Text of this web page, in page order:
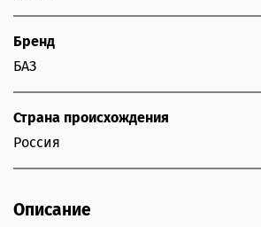
Бренд
БАЗ
Страна происхождения
Россия
Описание